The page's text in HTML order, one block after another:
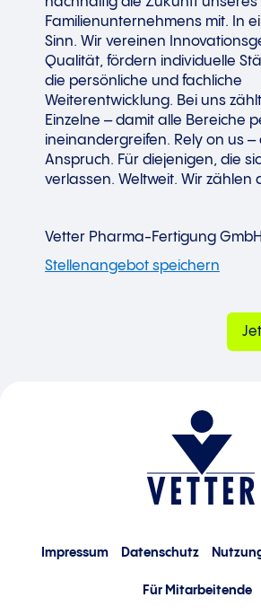
Familienunternehmens mit. In
Sinn. Wir vereinen
Qualität, fördern individuelle
die persönliche und fachliche
Weiterentwicklung. Bei uns
Einzelne – damit alle Bereiche
ineinandergreifen. Rely on us –
Anspruch. Für diejenigen, die
verlassen. Weltweit. Wir zählen
Vetter Pharma-Fertigung
Impressum Datenschutz
Für Mitarbeitende